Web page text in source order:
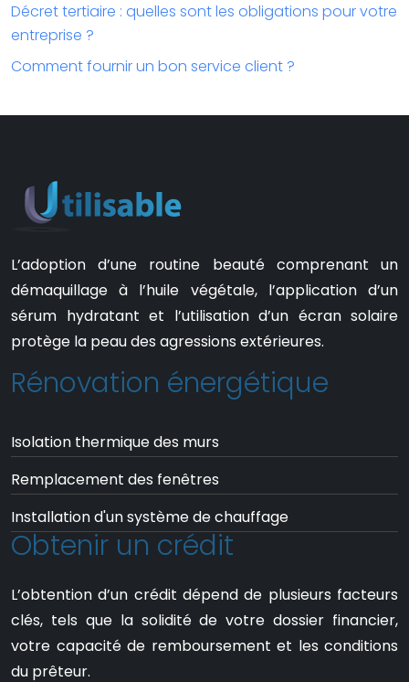
Décret tertiaire : quelles sont les obligations pour votre
entreprise ?
Comment fournir un bon service client ?
L’adoption d’une routine beauté comprenant un
démaquillage à l’huile végétale, l’application d’un
sérum hydratant et l’utilisation d’un écran solaire
protège la peau des agressions extérieures.
Rénovation énergétique
Isolation thermique des murs
Remplacement des fenêtres
Installation d'un système de chauffage
Obtenir un crédit
L’obtention d’un crédit dépend de plusieurs facteurs
clés, tels que la solidité de votre dossier financier,
votre capacité de remboursement et les conditions
du prêteur.